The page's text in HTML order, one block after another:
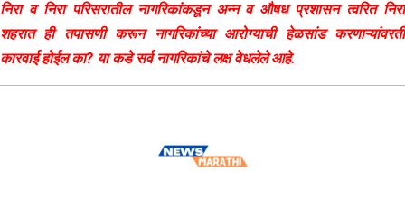
निरा व निरा परिसरातील नागरिकांकडून अन्न व औषध प्रशासन त्वरित निरा
शहरात ही तपासणी करून नागरिकांच्या आरोग्याची हेळसांड करणाऱ्यांवरती
कारवाई होईल का? या कडे सर्व नागरिकांचे लक्ष वेधलेले आहे.